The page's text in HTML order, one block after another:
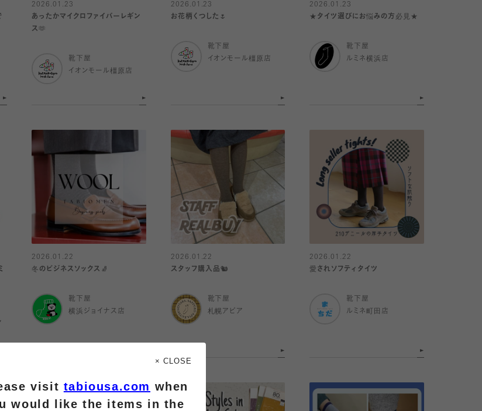
2026.01.23
あったかマイクロファイバーレギン
ス🫶
靴下屋
イオンモール橿原店
2026.01.23
お花柄くつした🌷
靴下屋
イオンモール橿原店
2026.01.23
★タイツ選びにお悩みの方必見★
靴下屋
ルミネ横浜店
2026.01.22
冬のビジネスソックス🧦
靴下屋
横浜ジョイナス店
2026.01.22
スタッフ購入品🐿️
靴下屋
札幌アピア
2026.01.22
愛されソフティタイツ
靴下屋
ルミネ町田店
× CLOSE
visit tabiousa.com when
would like the items in the